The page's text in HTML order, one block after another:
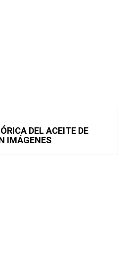
DEL ACEITE DE
IMÁGENES